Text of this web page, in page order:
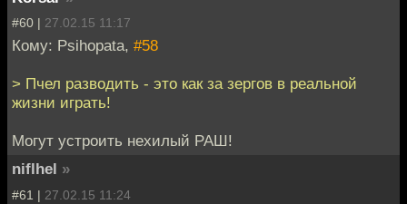
#60 | 27.02.15 11:17
Кому: Psihopata, #58
> Пчел разводить - это как за зергов в реальной
жизни играть!
Могут устроить нехилый РАШ!
niflhel »
#61 | 27.02.15 11:24